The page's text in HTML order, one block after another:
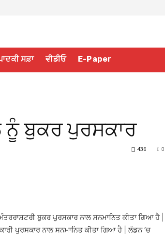
ਸਫ਼ਾ ਵੀਡੀਓ E-Paper
ਨੂੰ ਬੁਕਰ ਪੁਰਸਕਾਰ
0
436
ਬੁਕਰ ਪੁਰਸਕਾਰ ਨਾਲ ਸਨਮਾਨਿਤ ਕੀਤਾ ਗਿਆ ਹੈ |
ਪੁਰਸਕਾਰ ਨਾਲ ਸਨਮਾਨਿਤ ਕੀਤਾ ਗਿਆ ਹੈ | ਲੰਡਨ ‘ਚ